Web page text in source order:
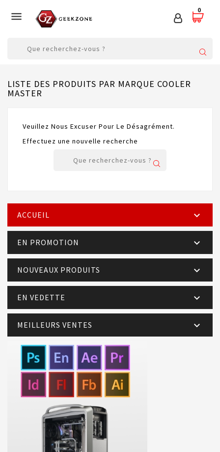
 0
LISTE DES PRODUITS PAR MARQUE COOLER
MASTER
Veuillez Nous Excuser Pour Le Désagrément.
Effectuez une nouvelle recherche
ACCUEIL 
EN PROMOTION 
NOUVEAUX PRODUITS 
EN VEDETTE 
MEILLEURS VENTES 